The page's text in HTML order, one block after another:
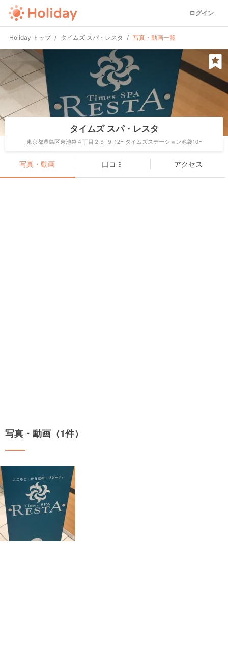
ログイン
Holiday トップ タイムズ スパ・レスタ 写真・動画一覧
タイムズ スパ・レスタ
東京都豊島区東池袋４丁目２５-９ 12F タイムズステーション池袋10F
写真・動画 口コミ アクセス
写真・動画（1件）